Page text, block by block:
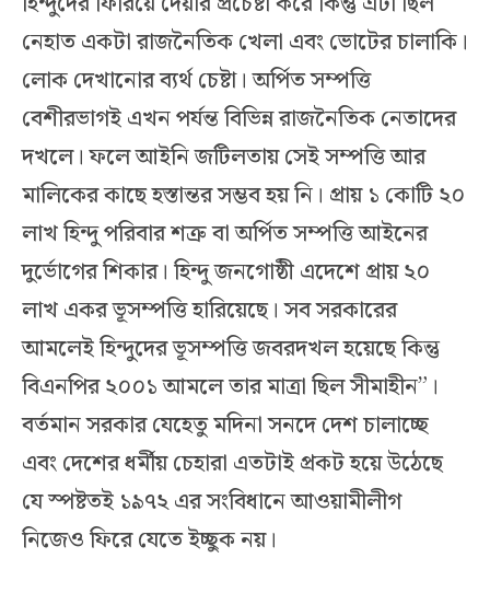
নেহাত একটা রাজনৈতিক খেলা এবং ভোটের চালাকি।
লোক দেখানোর ব্যর্থ চেষ্টা। অর্পিত সম্পত্তি
বেশীরভাগই এখন পর্যন্ত বিভিন্ন রাজনৈতিক নেতাদের
দখলে। ফলে আইনি জটিলতায় সেই সম্পত্তি আর
মালিকের কাছে হস্তান্তর সম্ভব হয় নি। প্রায় ১ কোটি ২০
লাখ হিন্দু পরিবার শত্রু বা অর্পিত সম্পত্তি আইনের
দুর্ভোগের শিকার। হিন্দু জনগোষ্ঠী এদেশে প্রায় ২০
লাখ একর ভূসম্পত্তি হারিয়েছে। সব সরকারের
আমলেই হিন্দুদের ভূসম্পত্তি জবরদখল হয়েছে কিন্তু
বিএনপির ২০০১ আমলে তার মাত্রা ছিল সীমাহীন”।
বর্তমান সরকার যেহেতু মদিনা সনদে দেশ চালাচ্ছে
এবং দেশের ধর্মীয় চেহারা এতটাই প্রকট হয়ে উঠেছে
যে স্পষ্টতই ১৯৭২ এর সংবিধানে আওয়ামীলীগ
নিজেও ফিরে যেতে ইচ্ছুক নয়।